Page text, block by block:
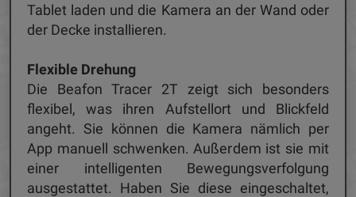
Tablet laden und die Kamera an der Wand oder
der Decke installieren.
Flexible Drehung
Die Beafon Tracer 2T zeigt sich besonders
flexibel, was ihren Aufstellort und Blickfeld
angeht. Sie können die Kamera nämlich per
App manuell schwenken. Außerdem ist sie mit
einer intelligenten Bewegungsverfolgung
ausgestattet. Haben Sie diese eingeschaltet,